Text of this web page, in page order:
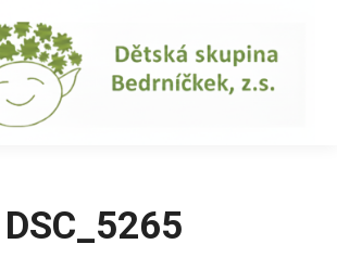
DSC_5265